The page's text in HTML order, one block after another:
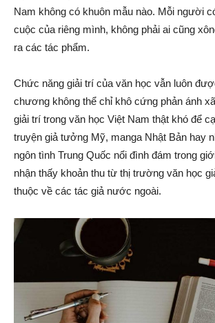
Nam không có khuôn mẫu nào. Mỗi người
cuộc của riêng mình, không phải ai cũng
ra các tác phẩm.
Chức năng giải trí của văn học vẫn luôn
chương không thể chỉ khô cứng phản ánh
giải trí trong văn học Việt Nam thật khó để
truyện giả tưởng Mỹ, manga Nhật Bản hay
ngôn tình Trung Quốc nổi đình đám trong
nhận thấy khoản thu từ thị trường văn học
thuộc về các tác giả nước ngoài.